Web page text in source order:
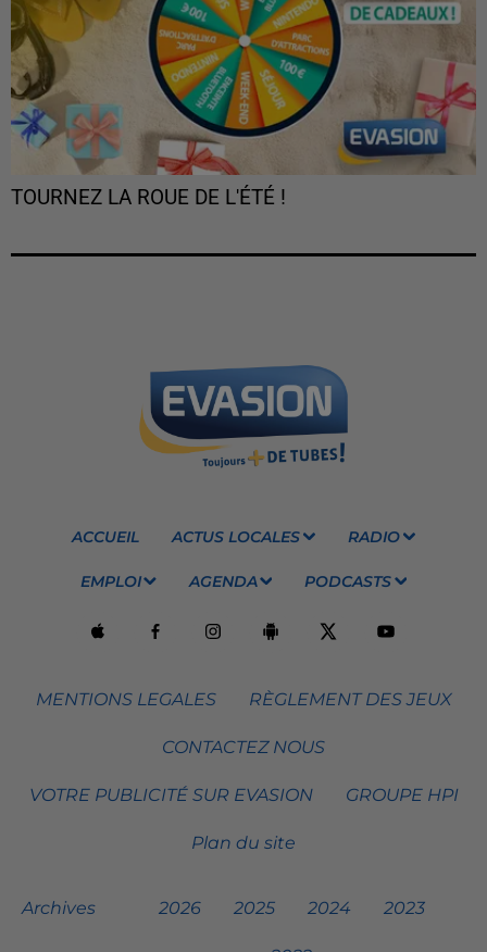
TOURNEZ LA ROUE DE L'ÉTÉ !
ACCUEIL ACTUS LOCALES RADIO
EMPLOI AGENDA PODCASTS
MENTIONS LEGALES RÈGLEMENT DES JEUX
CONTACTEZ NOUS
VOTRE PUBLICITÉ SUR EVASION GROUPE HPI
Plan du site
Archives 2026 2025 2024 2023